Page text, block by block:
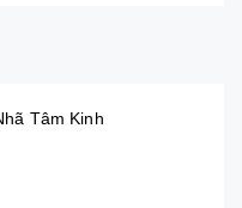
Tâm Kinh